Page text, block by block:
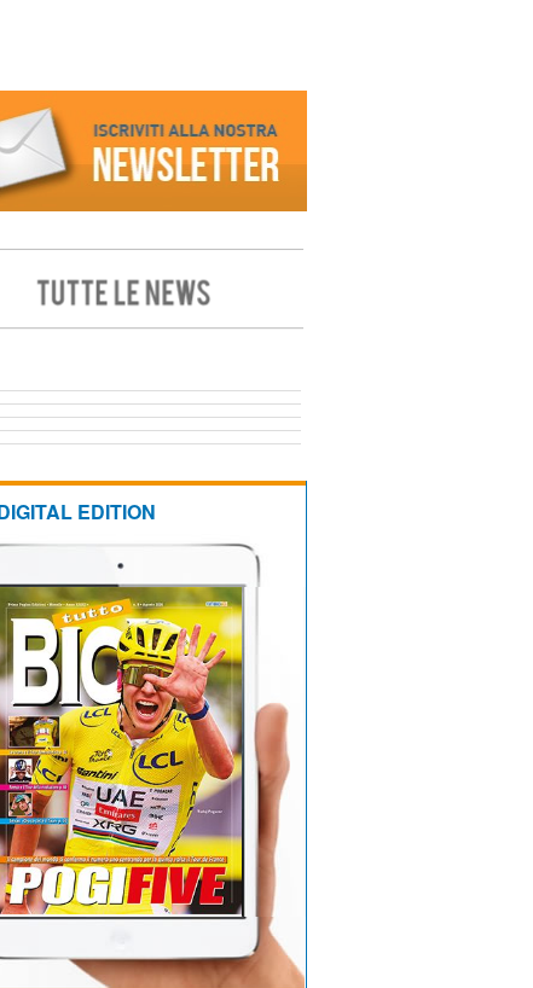
EDITION